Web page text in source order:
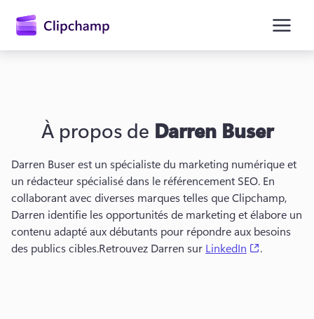
principal
Se connecter
Essayez gratuitement
À propos de Darren Buser
Darren Buser est un spécialiste du marketing numérique et
un rédacteur spécialisé dans le référencement SEO. En
collaborant avec diverses marques telles que Clipchamp,
Darren identifie les opportunités de marketing et élabore un
contenu adapté aux débutants pour répondre aux besoins
des publics cibles.Retrouvez Darren sur LinkedIn .